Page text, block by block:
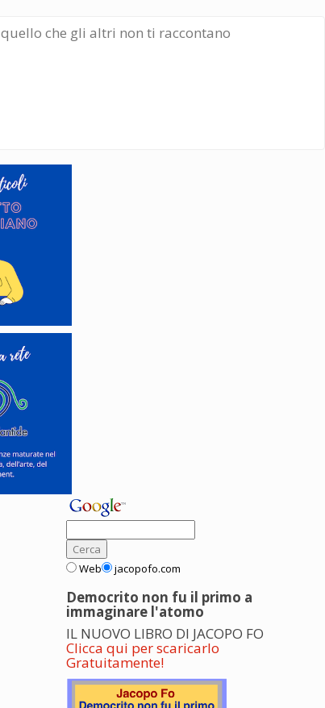
che gli altri non ti raccontano
Web jacopofo.com
Democrito non fu il primo a
immaginare l'atomo
IL NUOVO LIBRO DI JACOPO FO
Clicca qui per scaricarlo
Gratuitamente!